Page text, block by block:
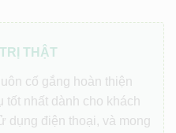
THẬT
cố gắng hoàn thiện
tốt nhất dành cho khách
dụng điện thoại, và mong